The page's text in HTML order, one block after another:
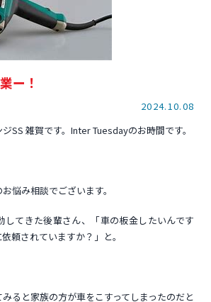
ー！
2024.10.08
SS 雑賀です。Inter Tuesdayのお時間です。
悩み相談でございます。
してきた後輩さん、「車の板金したいんです
頼されていますか？」と。
ると家族の方が車をこすってしまったのだと